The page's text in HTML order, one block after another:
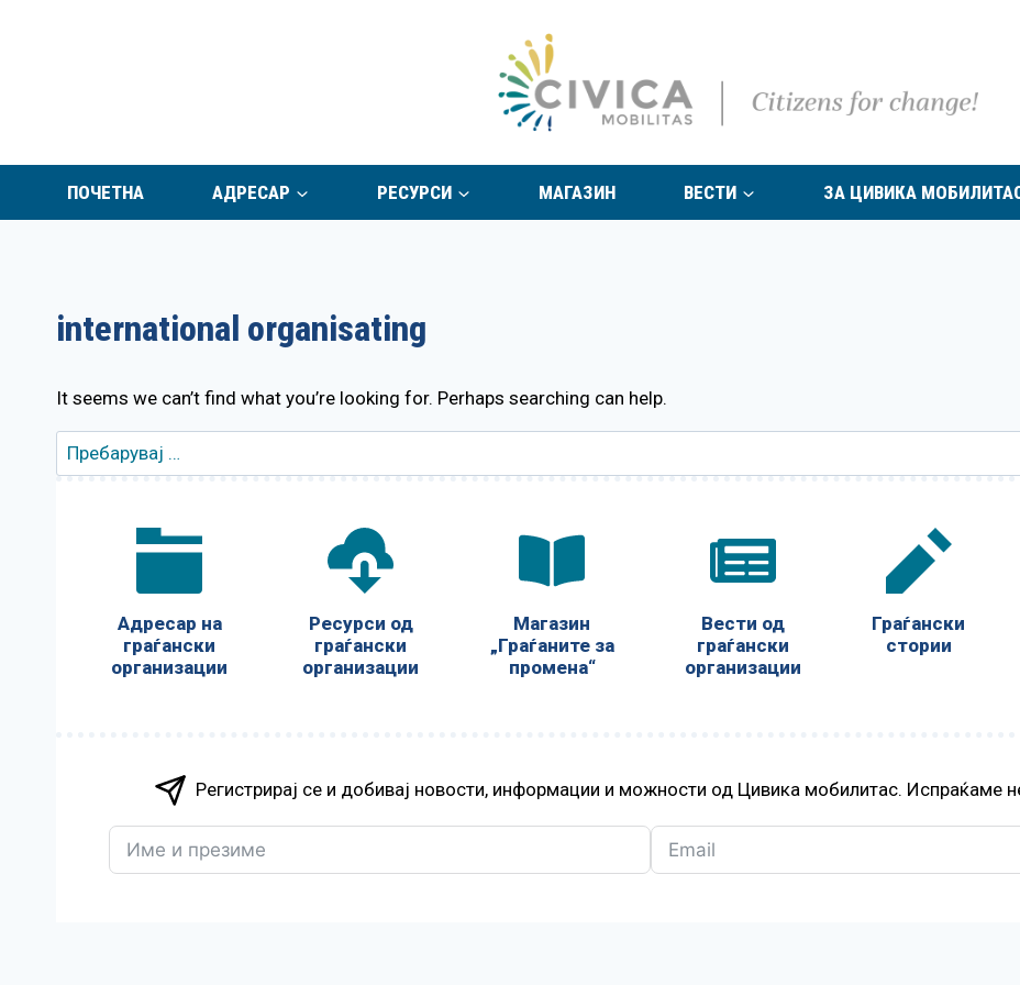
ПОЧЕТНА АДРЕСАР РЕСУРСИ МАГАЗИН ВЕСТИ ЗА ЦИВИКА
international organisating
It seems we can’t find what you’re looking for. Perhaps searching can help.
Пребарувај
за:
Адресар на
граѓански
организации
Ресурси од
граѓански
организации
Магазин
„Граѓаните за
промена“
Вести од
граѓански
организации
Граѓански
стории
Регистрирај се и добивај новости, информации и можности од Цивика мобилитас. Испраќаме